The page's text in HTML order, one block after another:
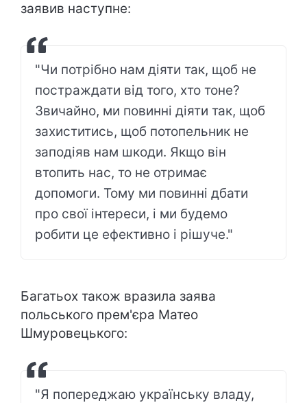
заявив наступне:
"Чи потрібно нам діяти так, щоб не
постраждати від того, хто тоне?
Звичайно, ми повинні діяти так, щоб
захиститись, щоб потопельник не
заподіяв нам шкоди. Якщо він
втопить нас, то не отримає
допомоги. Тому ми повинні дбати
про свої інтереси, і ми будемо
робити це ефективно і рішуче."
Багатьох також вразила заява
польського прем'єра Матео
Шмуровецького:
"Я попереджаю українську владу,